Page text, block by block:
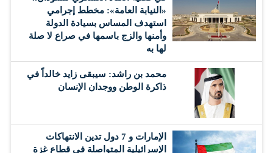
«النيابة العامة»: مخطط إجرامي
استهدف المساس بسيادة الدولة
وأمنها والزج باسمها في صراع لا صلة
لها به
محمد بن راشد: سيبقى زايد خالداً في
ذاكرة الوطن ووجدان الإنسان
الإمارات و 7 دول تدين الانتهاكات
الإسرائيلية المتواصلة في قطاع غزة